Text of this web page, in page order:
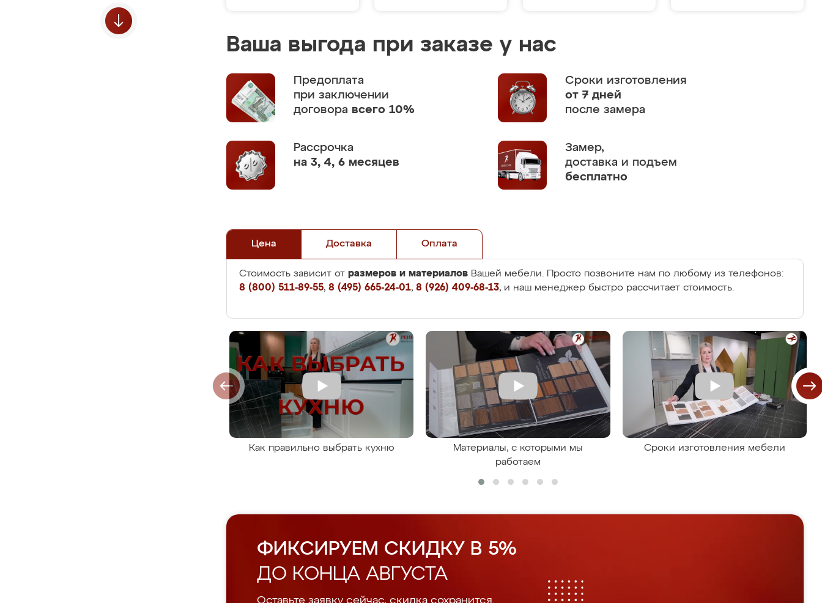
Ваша выгода при заказе у нас
Предоплата
при заключении
договора всего 10%
Сроки изготовления
от 7 дней
после замера
Рассрочка
на 3, 4, 6 месяцев
Замер,
доставка и подъем
бесплатно
Цена Доставка Оплата
Стоимость зависит от размеров и материалов Вашей мебели. Просто позвоните нам по любому из телефонов:
8 (800) 511-89-55, 8 (495) 665-24-01, 8 (926) 409-68-13, и наш менеджер быстро рассчитает стоимость.
Как правильно выбрать кухню
Материалы, с которыми мы
работаем
Сроки изготовления мебели
ФИКСИРУЕМ СКИДКУ В 5%
ДО КОНЦА АВГУСТА
Оставьте заявку сейчас, скидка сохранится.